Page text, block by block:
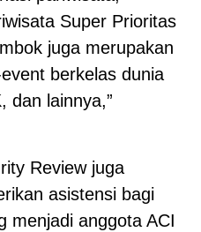
Super Prioritas
juga merupakan
berkelas dunia
dan lainnya,”
Review juga
asistensi bagi
menjadi anggota ACI